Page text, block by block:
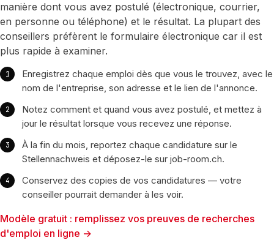
manière dont vous avez postulé (électronique, courrier,
en personne ou téléphone) et le résultat. La plupart des
conseillers préfèrent le formulaire électronique car il est
plus rapide à examiner.
Enregistrez chaque emploi dès que vous le trouvez, avec le
nom de l'entreprise, son adresse et le lien de l'annonce.
Notez comment et quand vous avez postulé, et mettez à
jour le résultat lorsque vous recevez une réponse.
À la fin du mois, reportez chaque candidature sur le
Stellennachweis et déposez-le sur job-room.ch.
Conservez des copies de vos candidatures — votre
conseiller pourrait demander à les voir.
Modèle gratuit : remplissez vos preuves de recherches
d'emploi en ligne →